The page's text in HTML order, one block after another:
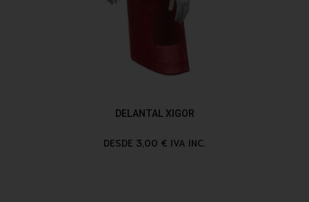
DELANTAL XIGOR
DESDE 3,00 € IVA INC.